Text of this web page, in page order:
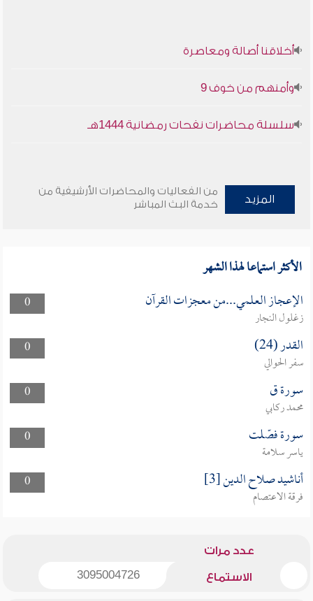
أخلاقنا أصالة ومعاصرة
وأمنهم من خوف 9
سلسلة محاضرات نفحات رمضانية 1444هـ
المزيد
من الفعاليات والمحاضرات الأرشيفية من
خدمة البث المباشر
الأكثر استماعا لهذا الشهر
0 الإعجاز العلمي...من معجزات القرآن
زغلول النجار
0
القدر (24)
سفر الحوالي
0
سورة ق
محمد ركابي
0
سورة فصّلت
ياسر سلامة
0
أناشيد صلاح الدين [3]
فرقة الاعتصام
عدد مرات
الاستماع 3095004726